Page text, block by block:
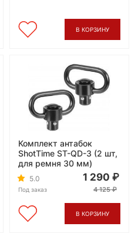
В КОРЗИНУ
Комплект антабок
ShotTime ST-QD-3 (2 шт,
для ремня 30 мм)
5.0
Под заказ
1 290
4 125
В КОРЗИНУ